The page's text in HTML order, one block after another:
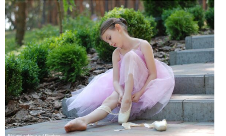
Veranstaltungen
Store
Kontakt